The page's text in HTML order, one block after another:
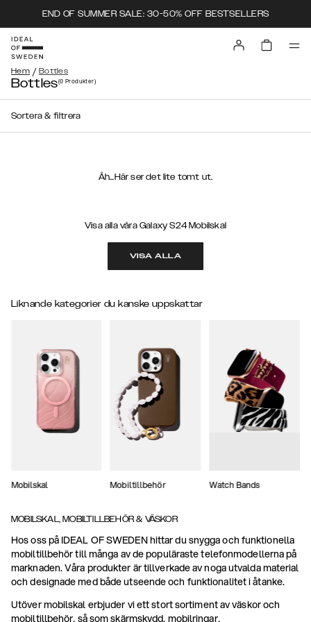
END OF SUMMER SALE: 30-50% OFF BESTSELLERS
Hem / Bottles
Bottles(0Produkter)
Sortera & filtrera
Åh...Här ser det lite tomt ut.
Visa alla våra Galaxy S24 Mobilskal
VISA ALLA
Liknande kategorier du kanske uppskattar
Mobilskal Mobiltillbehör Watch Bands
MOBILSKAL, MOBILTILLBEHÖR & VÄSKOR
Hos oss på IDEAL OF SWEDEN hittar du snygga och funktionella
mobiltillbehör till många av de populäraste telefonmodellerna på
marknaden. Våra produkter är tillverkade av noga utvalda material
och designade med både utseende och funktionalitet i åtanke.
Utöver mobilskal erbjuder vi ett stort sortiment av väskor och
mobiltillbehör, så som skärmskydd, mobilringar,